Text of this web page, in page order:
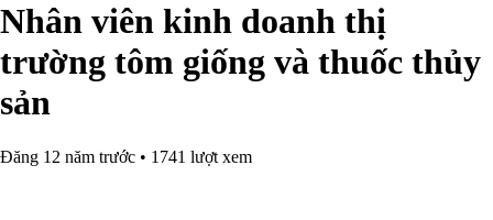
Nhân viên kinh doanh thị
trường tôm giống và thuốc thủy
sản
Đăng 12 năm trước • 1741 lượt xem